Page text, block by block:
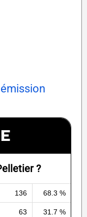
?
136 68.3 %
63 31.7 %